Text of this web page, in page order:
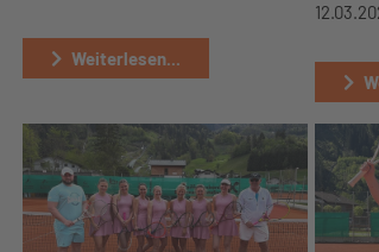
Weiterlesen...